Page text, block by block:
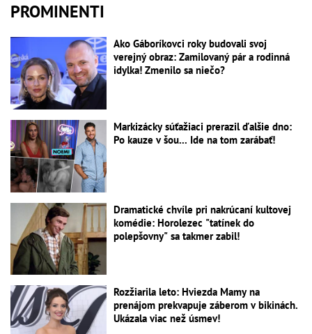
PROMINENTI
Ako Gáboríkovci roky budovali svoj
verejný obraz: Zamilovaný pár a rodinná
idylka! Zmenilo sa niečo?
Markizácky súťažiaci prerazil ďalšie dno:
Po kauze v šou... Ide na tom zarábať!
Dramatické chvíle pri nakrúcaní kultovej
komédie: Horolezec "tatínek do
polepšovny" sa takmer zabil!
Rozžiarila leto: Hviezda Mamy na
prenájom prekvapuje záberom v bikinách.
Ukázala viac než úsmev!